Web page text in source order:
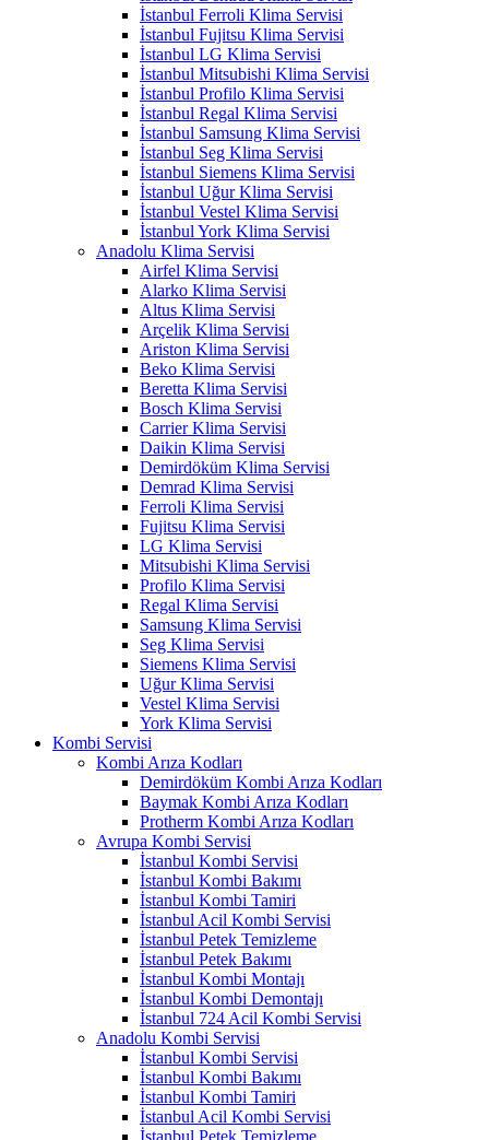
İstanbul Ferroli Klima Servisi
İstanbul Fujitsu Klima Servisi
İstanbul LG Klima Servisi
İstanbul Mitsubishi Klima Servisi
İstanbul Profilo Klima Servisi
İstanbul Regal Klima Servisi
İstanbul Samsung Klima Servisi
İstanbul Seg Klima Servisi
İstanbul Siemens Klima Servisi
İstanbul Uğur Klima Servisi
İstanbul Vestel Klima Servisi
İstanbul York Klima Servisi
Anadolu Klima Servisi
Airfel Klima Servisi
Alarko Klima Servisi
Altus Klima Servisi
Arçelik Klima Servisi
Ariston Klima Servisi
Beko Klima Servisi
Beretta Klima Servisi
Bosch Klima Servisi
Carrier Klima Servisi
Daikin Klima Servisi
Demirdöküm Klima Servisi
Demrad Klima Servisi
Ferroli Klima Servisi
Fujitsu Klima Servisi
LG Klima Servisi
Mitsubishi Klima Servisi
Profilo Klima Servisi
Regal Klima Servisi
Samsung Klima Servisi
Seg Klima Servisi
Siemens Klima Servisi
Uğur Klima Servisi
Vestel Klima Servisi
York Klima Servisi
Kombi Servisi
Kombi Arıza Kodları
Demirdöküm Kombi Arıza Kodları
Baymak Kombi Arıza Kodları
Protherm Kombi Arıza Kodları
Avrupa Kombi Servisi
İstanbul Kombi Servisi
İstanbul Kombi Bakımı
İstanbul Kombi Tamiri
İstanbul Acil Kombi Servisi
İstanbul Petek Temizleme
İstanbul Petek Bakımı
İstanbul Kombi Montajı
İstanbul Kombi Demontajı
İstanbul 724 Acil Kombi Servisi
Anadolu Kombi Servisi
İstanbul Kombi Servisi
İstanbul Kombi Bakımı
İstanbul Kombi Tamiri
İstanbul Acil Kombi Servisi
İstanbul Petek Temizleme